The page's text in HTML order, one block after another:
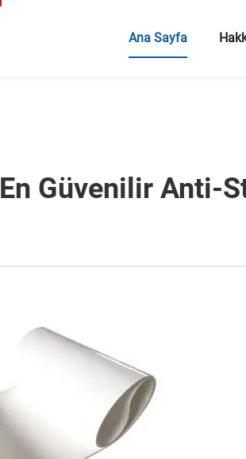
Ana Sayfa
En Güvenilir Anti-